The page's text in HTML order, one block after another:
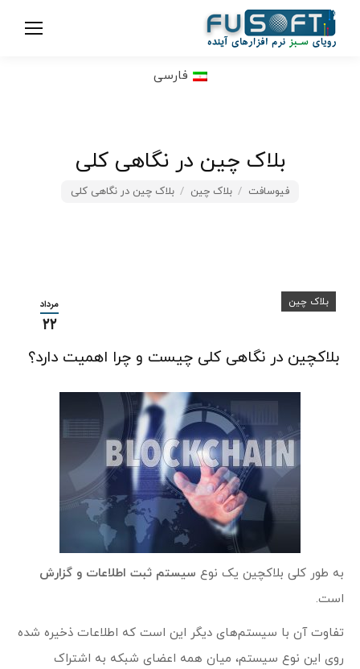
بلاک چین در نگاهی کلی
مکان شما:
فیوسافت بلاک چین بلاک چین در نگاهی کلی
مرداد
۲۲
بلاک چین
بلاکچین در نگاهی کلی چیست و چرا اهمیت دارد؟
به طور کلی بلاکچین یک نوع سیستم ثبت اطلاعات و گزارش
است.
تفاوت آن با سیستم‌های دیگر این است که اطلاعات ذخیره شده
روی این نوع سیستم، میان همه اعضای شبکه به اشتراک
فارسی